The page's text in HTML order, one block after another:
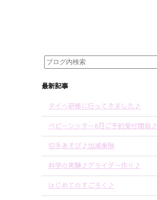
最新記事
タイへ研修に行ってきました♪
ベビーシッター8月ご予約受付開始♪
切手あそび♪加減乗除
科学の実験♪グライダー作り♪
はじめてのすごろく♪